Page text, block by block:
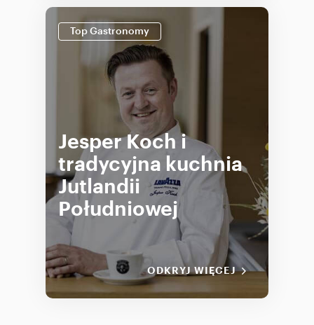
Top Gastronomy
Jesper Koch i
tradycyjna kuchnia
Jutlandii
Południowej
ODKRYJ WIĘCEJ